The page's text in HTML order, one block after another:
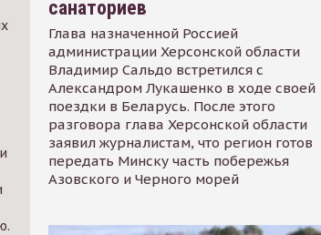
санаториев
Глава назначенной Россией
администрации Херсонской области
Владимир Сальдо встретился с
Александром Лукашенко в ходе своей
поездки в Беларусь. После этого
разговора глава Херсонской области
заявил журналистам, что регион готов
передать Минску часть побережья
Азовского и Черного морей